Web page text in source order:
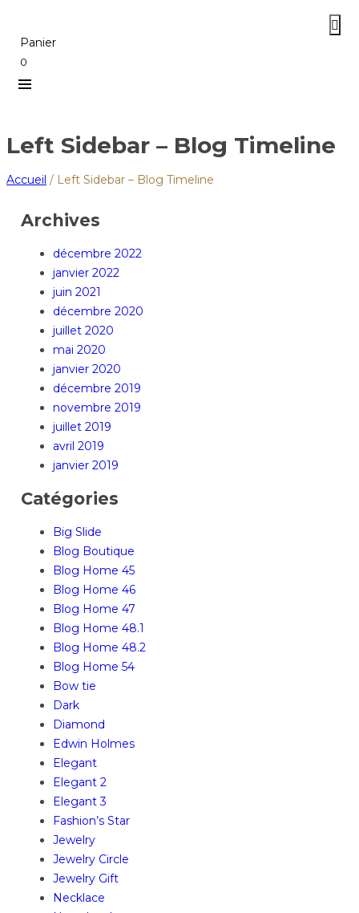
Panier
0
Left Sidebar – Blog Timeline
Accueil / Left Sidebar – Blog Timeline
Archives
décembre 2022
janvier 2022
juin 2021
décembre 2020
juillet 2020
mai 2020
janvier 2020
décembre 2019
novembre 2019
juillet 2019
avril 2019
janvier 2019
Catégories
Big Slide
Blog Boutique
Blog Home 45
Blog Home 46
Blog Home 47
Blog Home 48.1
Blog Home 48.2
Blog Home 54
Bow tie
Dark
Diamond
Edwin Holmes
Elegant
Elegant 2
Elegant 3
Fashion’s Star
Jewelry
Jewelry Circle
Jewelry Gift
Necklace